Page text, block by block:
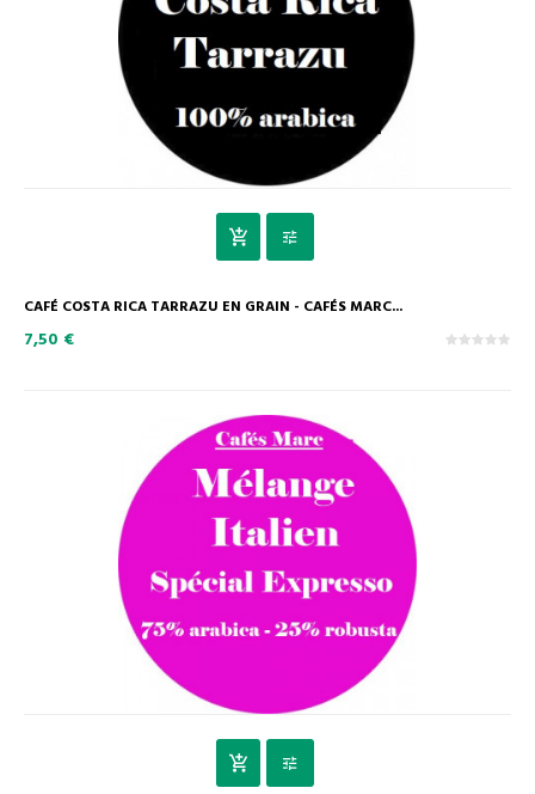
CAFÉ COSTA RICA TARRAZU EN GRAIN - CAFÉS MARC...
7,50 €